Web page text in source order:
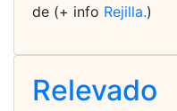
de (+ info Rejilla.)
Relevado